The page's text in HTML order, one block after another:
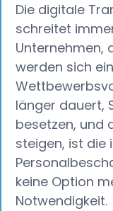
Die digitale
schreitet
Unternehmen,
werden sich
länger dauert,
besetzen, und
steigen, ist die
keine Option
Notwendigkeit.